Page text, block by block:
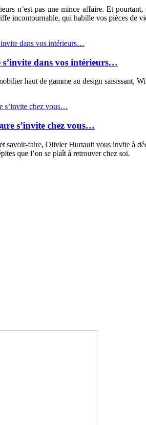
n’est pas une mince affaire. Et
incontournable, qui habille vos pièces de
s’invite dans vos intérieurs…
haut de gamme au design saisissant,
s’invite chez vous…
savoir-faire, Olivier Hurtault vous invite à
que l’on se plaît à retrouver chez soi.